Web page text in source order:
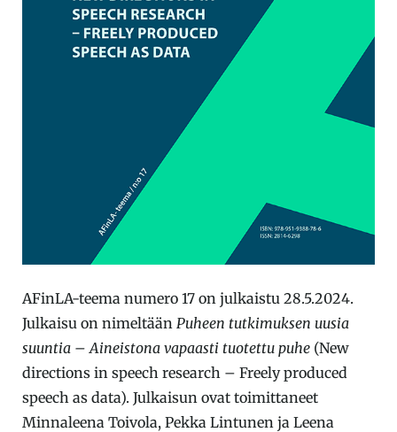
AFinLA-teema numero 17 on julkaistu 28.5.2024.
Julkaisu on nimeltään Puheen tutkimuksen uusia
suuntia – Aineistona vapaasti tuotettu puhe (New
directions in speech research – Freely produced
speech as data). Julkaisun ovat toimittaneet
Minnaleena Toivola, Pekka Lintunen ja Leena